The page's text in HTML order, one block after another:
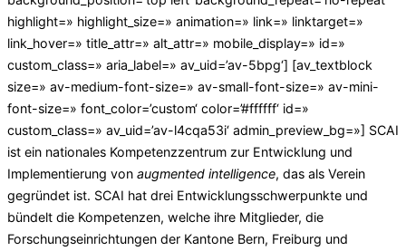
highlight=» highlight_size=» animation=» link=» linktarget=»
link_hover=» title_attr=» alt_attr=» mobile_display=» id=»
custom_class=» aria_label=» av_uid=’av-5bpg‘] [av_textblock
size=» av-medium-font-size=» av-small-font-size=» av-mini-
font-size=» font_color=’custom‘ color=’#ffffff‘ id=»
custom_class=» av_uid=’av-l4cqa53i‘ admin_preview_bg=»] SCAI
ist ein nationales Kompetenzzentrum zur Entwicklung und
Implementierung von augmented intelligence, das als Verein
gegründet ist. SCAI hat drei Entwicklungsschwerpunkte und
bündelt die Kompetenzen, welche ihre Mitglieder, die
Forschungseinrichtungen der Kantone Bern, Freiburg und